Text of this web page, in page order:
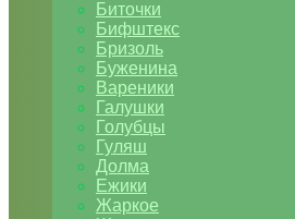
Биточки
Бифштекс
Бризоль
Буженина
Вареники
Галушки
Голубцы
Гуляш
Долма
Ежики
Жаркое